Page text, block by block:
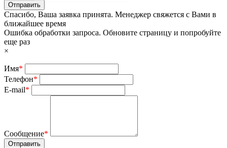
Отправить
Спасибо, Ваша заявка принята. Менеджер свяжется с Вами в
ближайшее время
Ошибка обработки запроса. Обновите страницу и попробуйте
еще раз
×
Имя*
Телефон*
E-mail*
Сообщение*
Отправить